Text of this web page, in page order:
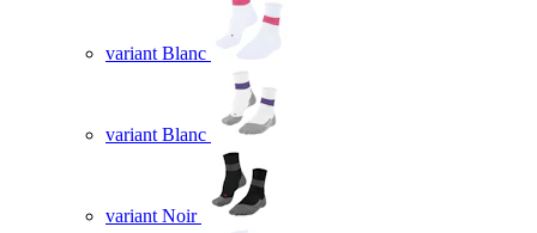
variant Blanc
variant Blanc
variant Noir